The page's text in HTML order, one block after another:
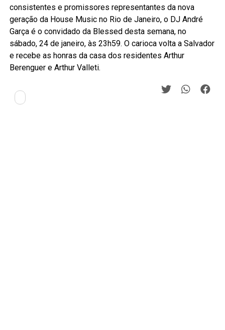
consistentes e promissores representantes da nova
geração da House Music no Rio de Janeiro, o DJ André
Garça é o convidado da Blessed desta semana, no
sábado, 24 de janeiro, às 23h59. O carioca volta a Salvador
e recebe as honras da casa dos residentes Arthur
Berenguer e Arthur Valleti.